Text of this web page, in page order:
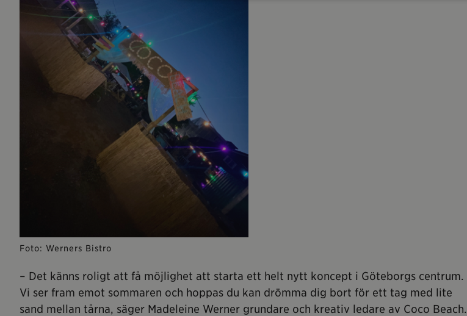
Foto: Werners Bistro
– Det känns roligt att få möjlighet att starta ett helt nytt koncept i Göteborgs centrum.
Vi ser fram emot sommaren och hoppas du kan drömma dig bort för ett tag med lite
sand mellan tårna, säger Madeleine Werner grundare och kreativ ledare av Coco Beach.